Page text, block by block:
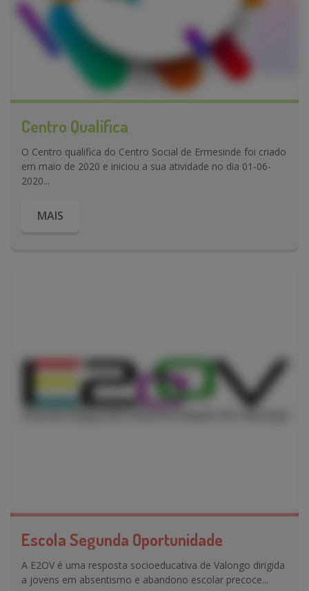
Centro Qualifica
O Centro qualifica do Centro Social de Ermesinde foi criado
em maio de 2020 e iniciou a sua atividade no dia 01-06-
2020...
MAIS
Escola Segunda Oportunidade
A E2OV é uma resposta socioeducativa de Valongo dirigida
a jovens em absentismo e abandono escolar precoce...